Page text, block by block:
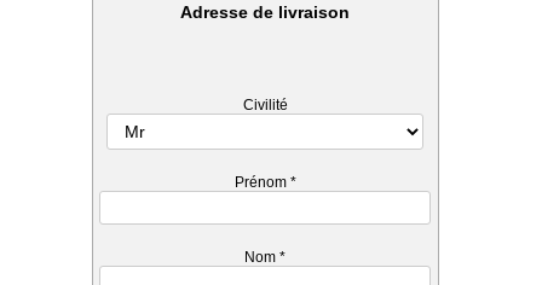
Adresse de livraison
Civilité
Prénom *
Nom *